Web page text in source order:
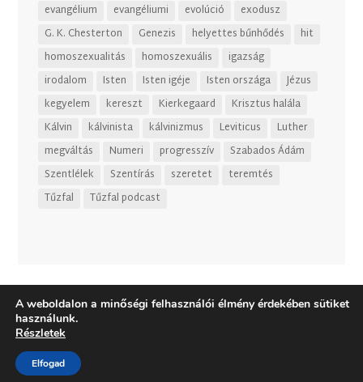
evangélium
evangéliumi evolúció
exodusz
G. K. Chesterton
Genezis helyettes bűnhődés
hit
homoszexualitás
homoszexuális
igazság
irodalom
Isten Isten igéje Isten országa
Jézus
kegyelem
kereszt Kierkegaard
Krisztus halála
Kálvin
kálvinista kálvinizmus Leviticus
Luther
megváltás
Numeri progresszív
Szabados Ádám
Szentlélek
Szentírás szeretet
teremtés
Tűzfal
Tűzfal podcast
Dizájn:
A weboldalon a minőségi felhasználói élmény érdekében sütiket
használunk.
Részletek
Elfogad